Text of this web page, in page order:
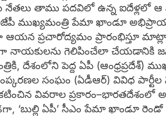
తాము పదవిలో ఉన్న ఐదేళ్లలో
ముఖ్యమంత్రి పేమా ఖాండూ
ఆయన ప్రచారోద్యమం ప్రారంభిస్తూ
నాయకులను గెలిపించేలా చేయడానికి
దేశంలోని పెద్ద ఏపీ (ఆంధ్రప్రదేశ్‌)
సంఘం (ఏడీఆర్‌) వివిధ
వివరాల ప్రకారం–భారతదేశంలో
‘బుల్లి ఏపీ’ సీఎం పేమా ఖాండూ రెండో